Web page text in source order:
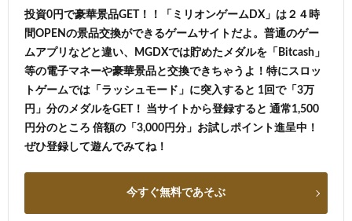
投資0円で豪華景品GET！！「ミリオンゲームDX」は２４時
間OPENの景品交換ができるゲームサイトだよ。普通のゲー
ムアプリなどと違い、MGDXでは貯めたメダルを「Bitcash」
等の電子マネーや豪華景品と交換できちゃうよ！特にスロッ
トゲームでは「ラッシュモード」に突入すると 1回で「3万
円」分のメダルをGET！ 当サイトから登録すると 通常1,500
円分のところ 倍額の「3,000円分」お試しポイント進呈中！
ぜひ登録して遊んでみてね！
今すぐ無料であそぶ